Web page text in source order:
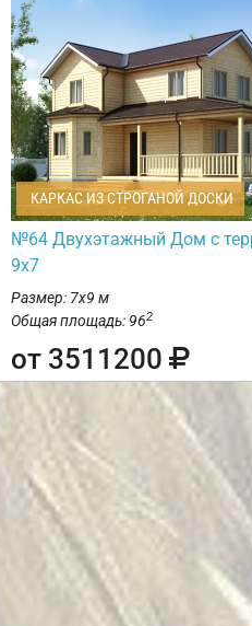
КАРКАС ИЗ СТРОГАНОЙ ДОСКИ
№64 Двухэтажный Дом с
9х7
Размер: 7х9 м
Общая площадь: 962
от 3511200